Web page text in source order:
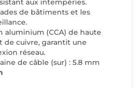
aux intempéries.
de bâtiments et les
aluminium (CCA) de haute
de cuivre, garantit une
réseau.
de câble (sur) : 5.8 mm